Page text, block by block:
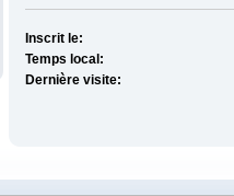
Inscrit le:
Temps local:
Dernière visite: